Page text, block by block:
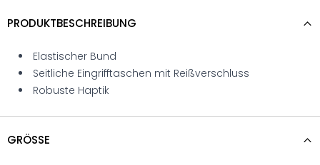
PRODUKTBESCHREIBUNG
Elastischer Bund
Seitliche Eingrifftaschen mit Reißverschluss
Robuste Haptik
GRÖSSE